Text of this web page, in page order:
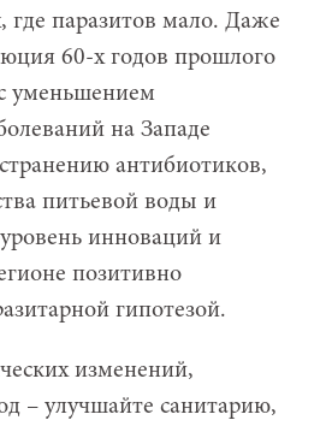
где паразитов мало. Даже
60-х годов прошлого
уменьшением
на Западе
антибиотиков,
питьевой воды и
инноваций и
позитивно
гипотезой.
изменений,
– улучшайте санитарию,